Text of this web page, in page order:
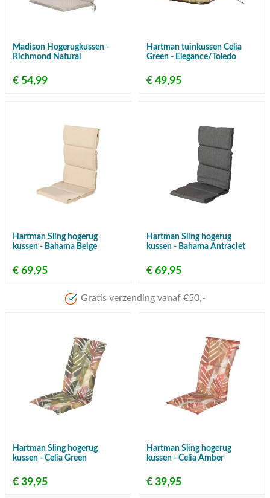
Madison Hogerugkussen -
Richmond Natural
€ 54,99
Hartman tuinkussen Celia
Green - Elegance/Toledo
€ 49,95
Hartman Sling hogerug
kussen - Bahama Beige
€ 69,95
Hartman Sling hogerug
kussen - Bahama Antraciet
€ 69,95
Gratis verzending vanaf €50,-
Hartman Sling hogerug
kussen - Celia Green
€ 39,95
Hartman Sling hogerug
kussen - Celia Amber
€ 39,95